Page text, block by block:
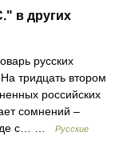
в других
русских
тридцать втором
российских
сомнений –
с… …
Русские